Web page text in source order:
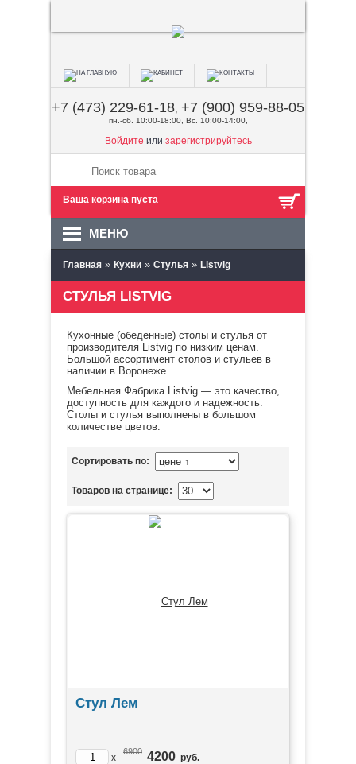
+7 (473) 229-61-18; +7 (900) 959-88-05
пн.-сб. 10:00-18:00, Вс. 10:00-14:00,
Войдите или зарегистрируйтесь
Ваша корзина пуста
МЕНЮ
Главная » Кухни » Стулья » Listvig
СТУЛЬЯ LISTVIG
Кухонные (обеденные) столы и стулья от
производителя Listvig по низким ценам.
Большой ассортимент столов и стульев в
наличии в Воронеже.
Мебельная Фабрика Listvig — это качество,
доступность для каждого и надежность.
Столы и стулья выполнены в большом
количестве цветов.
Сортировать по:
Товаров на странице:
Стул Лем
x
6900 4200 руб.